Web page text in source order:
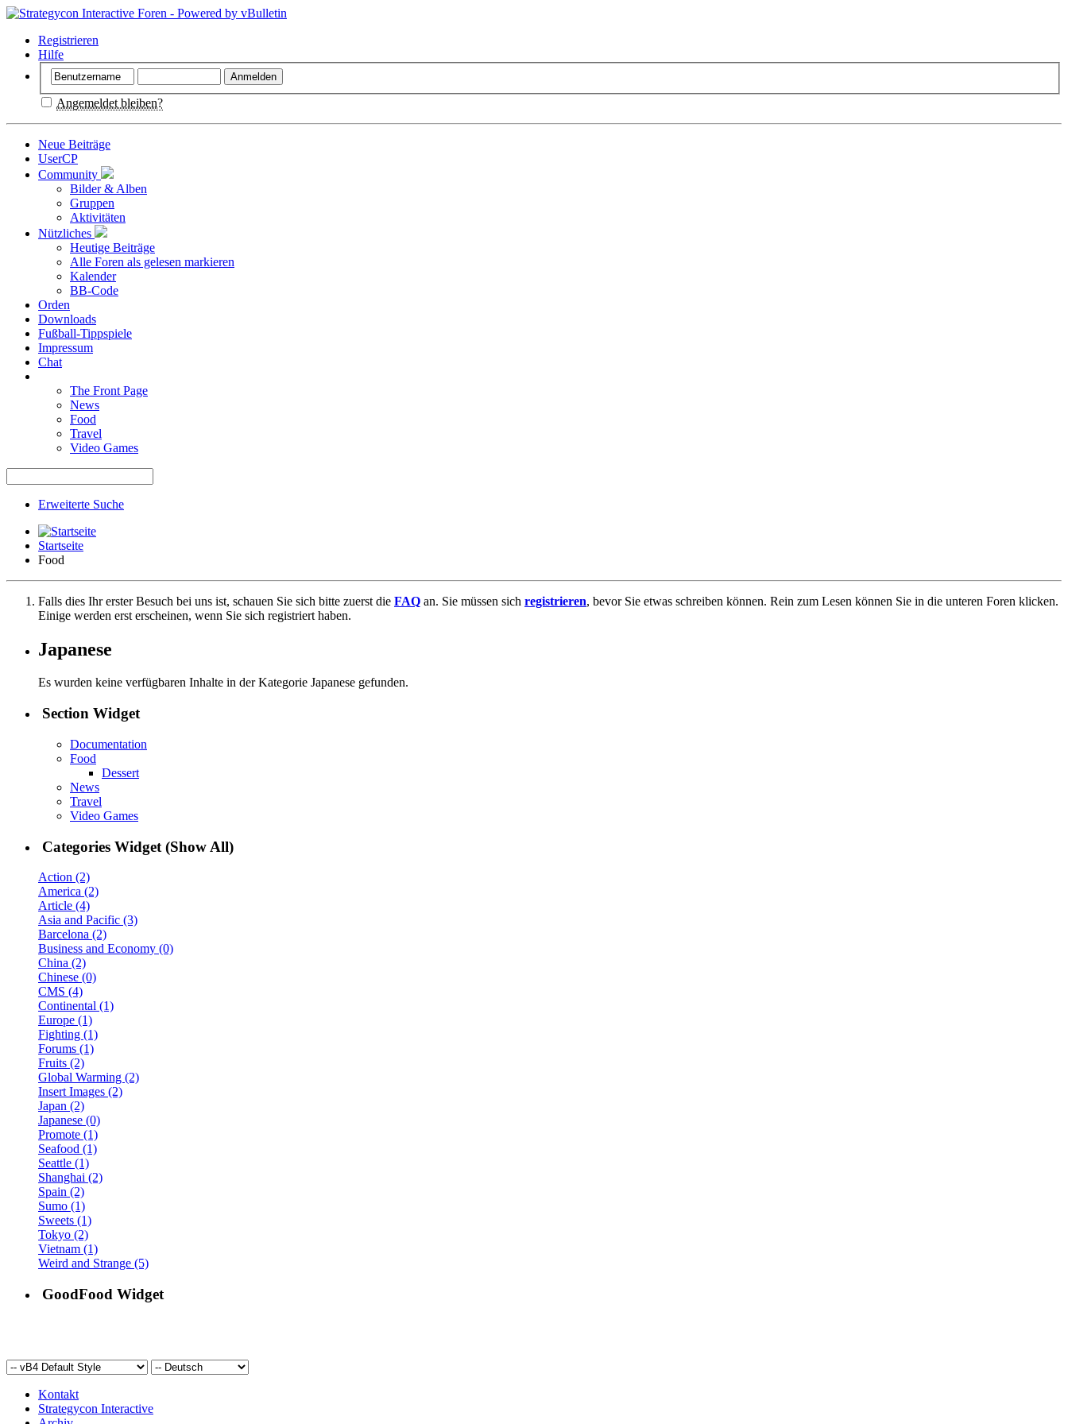
Registrieren
Hilfe
Angemeldet bleiben?
Neue Beiträge
UserCP
Community
Bilder & Alben
Gruppen
Aktivitäten
Nützliches
Heutige Beiträge
Alle Foren als gelesen markieren
Kalender
BB-Code
Orden
Downloads
Fußball-Tippspiele
Impressum
Chat
The Front Page
News
Food
Travel
Video Games
Erweiterte Suche
Startseite
Food
Falls dies Ihr erster Besuch bei uns ist, schauen Sie sich bitte zuerst die FAQ an. Sie müssen sich registrieren, bevor Sie etwas schreiben können. Rein zum Lesen können Sie in die unteren Foren klicken.
Einige werden erst erscheinen, wenn Sie sich registriert haben.
Japanese
Es wurden keine verfügbaren Inhalte in der Kategorie Japanese gefunden.
Section Widget
Documentation
Food
Dessert
News
Travel
Video Games
Categories Widget (Show All)
Action (2)
America (2)
Article (4)
Asia and Pacific (3)
Barcelona (2)
Business and Economy (0)
China (2)
Chinese (0)
CMS (4)
Continental (1)
Europe (1)
Fighting (1)
Forums (1)
Fruits (2)
Global Warming (2)
Insert Images (2)
Japan (2)
Japanese (0)
Promote (1)
Seafood (1)
Seattle (1)
Shanghai (2)
Spain (2)
Sumo (1)
Sweets (1)
Tokyo (2)
Vietnam (1)
Weird and Strange (5)
GoodFood Widget
Kontakt
Strategycon Interactive